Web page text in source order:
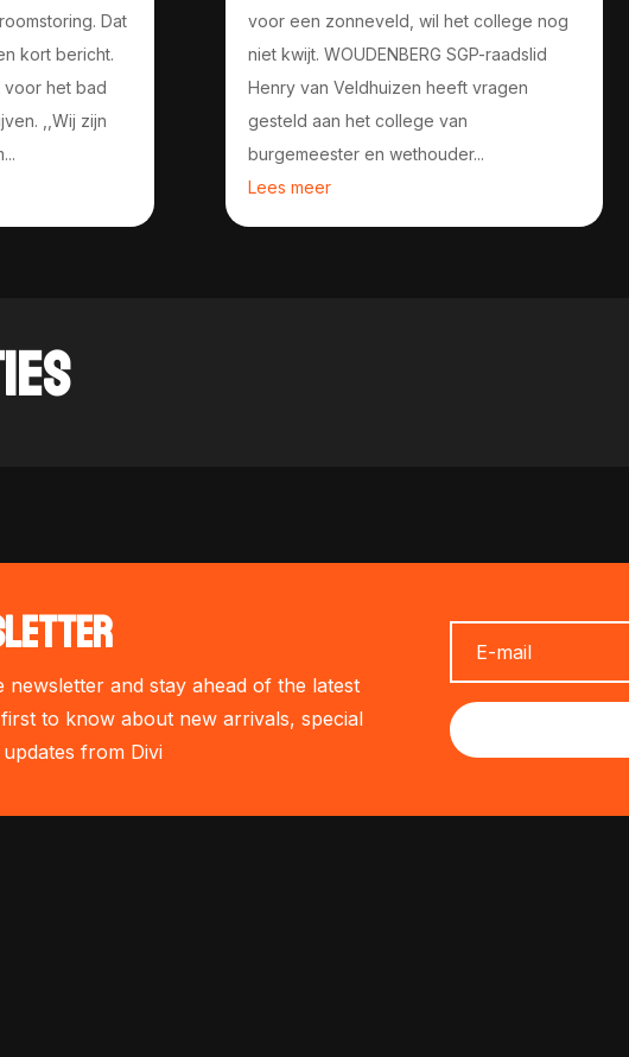
Dat
kort bericht.
voor het bad
,,Wij zijn
voor een zonneveld, wil het college nog
niet kwijt. WOUDENBERG SGP-raadslid
Henry van Veldhuizen heeft vragen
gesteld aan het college van
burgemeester en wethouder...
Lees meer
and stay ahead of the latest
to know about new arrivals, special
from Divi